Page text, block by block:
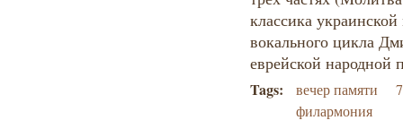
классика
вокального цикла
еврейской народной
Tags: вечер памяти
филармония